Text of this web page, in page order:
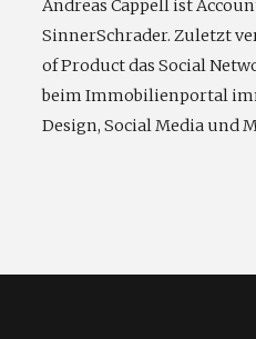
Andreas Cappell ist
SinnerSchrader. Zuletzt
of Product das Social
beim Immobilienportal
Design, Social Media und